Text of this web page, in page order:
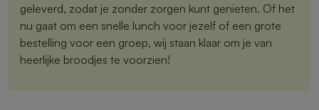
geleverd, zodat je zonder zorgen kunt genieten. Of het
nu gaat om een snelle lunch voor jezelf of een grote
bestelling voor een groep, wij staan klaar om je van
heerlijke broodjes te voorzien!